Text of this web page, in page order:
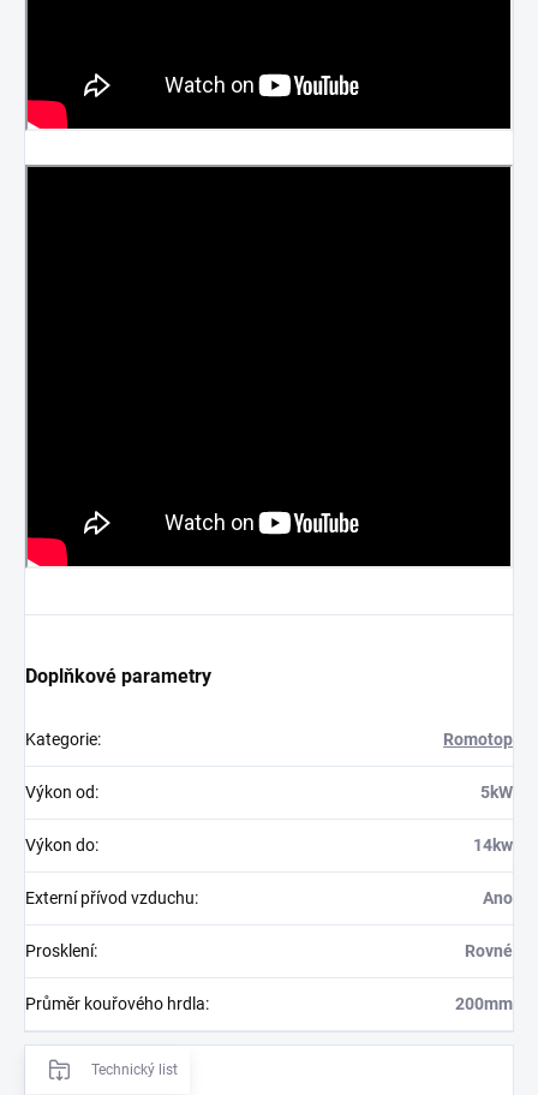
Doplňkové parametry
Kategorie: Romotop
Výkon od: 5kW
Výkon do: 14kw
Externí přívod vzduchu: Ano
Prosklení: Rovné
Průměr kouřového hrdla: 200mm
Technický list